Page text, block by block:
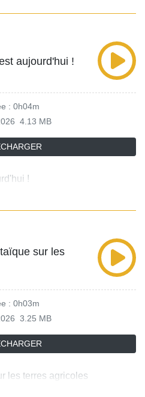
aujourd'hui !
: 0h04m
4.13 MB
!
sur les
: 0h03m
3.25 MB
les terres agricoles